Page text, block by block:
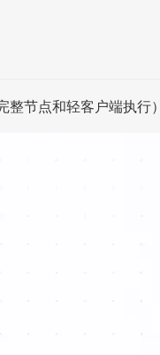
整节点和轻客户端执行